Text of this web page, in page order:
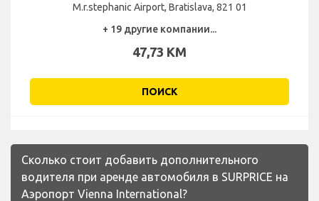
M.r.stephanic Airport, Bratislava, 821 01
+ 19 другие компании...
47,73 KM
ПОИСК
Сколько стоит добавить дополнительного
водителя при аренде автомобиля в SURPRICE на
Аэропорт Vienna International?